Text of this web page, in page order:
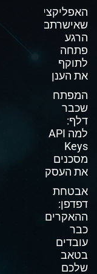
האפליקציה
שאישרתם
הרגע
פתחה
לתוקף
את הענן
המפתח
שכבר
דלף:
למה API
Keys
מסכנים
את העסק
אבטחת
דפדפן:
ההאקרים
כבר
עובדים
בטאב
שלכם